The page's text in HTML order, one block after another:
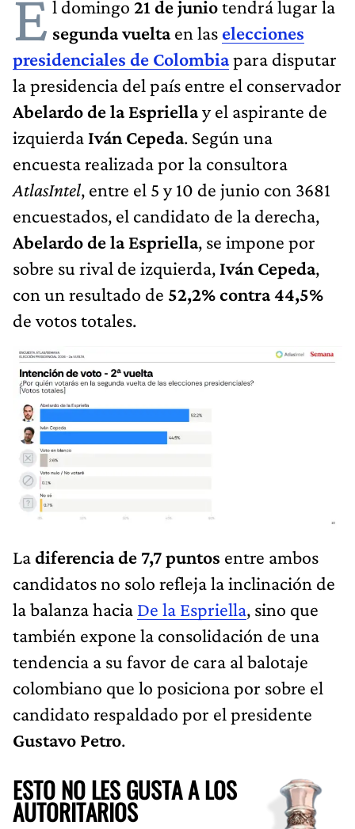
E l domingo 21 de juniotendrá lugar la
segunda vueltaen las elecciones
presidenciales de Colombiapara disputar
la presidencia del país entre el conservador
Abelardo de la Espriellay el aspirante de
izquierda Iván Cepeda. Según una
encuesta realizada por la consultora
AtlasIntel, entre el 5 y 10 de junio con 3681
encuestados, el candidato de la derecha,
Abelardo de la Espriella, se impone por
sobre su rival de izquierda, Iván Cepeda,
con un resultado de 52,2% contra 44,5%
de votos totales.
Ladiferencia de 7,7 puntos entre ambos
candidatos no solo refleja la inclinación de
la balanza hacia De la Espriella, sino que
también expone la consolidación de una
tendencia a su favor de cara al balotaje
colombiano que lo posiciona por sobre el
candidato respaldado por el presidente
Gustavo Petro.
ESTO NO LES GUSTA A LOS
AUTORITARIOS